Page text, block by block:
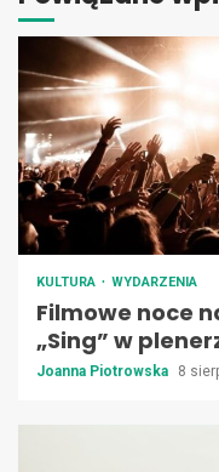
KULTURA WYDARZENIA
Filmowe noce
„Sing” w
Joanna Piotrowska 8